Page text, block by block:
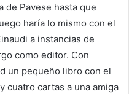
de Pavese hasta que
haría lo mismo con el
a instancias de
como editor. Con
un pequeño libro con el
cuatro cartas a una amiga